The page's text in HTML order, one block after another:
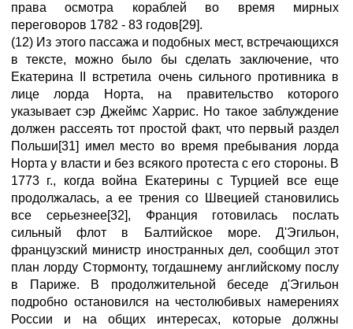
права осмотра кораблей во время мирных
переговоров 1782 - 83 годов[29].
(12) Из этого пассажа и подобных мест, встречающихся
в тексте, можно было бы сделать заключение, что
Екатерина II встретила очень сильного противника в
лице лорда Норта, на правительство которого
указывает сэр Джеймс Харрис. Но такое заблуждение
должен рассеять тот простой факт, что первый раздел
Польши[31] имел место во время пребывания лорда
Норта у власти и без всякого протеста с его стороны. В
1773 г., когда война Екатерины с Турцией все еще
продолжалась, а ее трения со Швецией становились
все серьезнее[32], Франция готовилась послать
сильный флот в Балтийское море. Д'Эгильон,
французский министр иностранных дел, сообщил этот
план лорду Стормонту, тогдашнему английскому послу
в Париже. В продолжительной беседе д'Эгильон
подробно остановился на честолюбивых намерениях
России и на общих интересах, которые должны